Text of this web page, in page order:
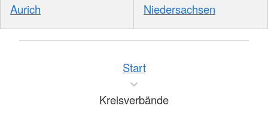
Aurich Niedersachsen
Start
Kreisverbände